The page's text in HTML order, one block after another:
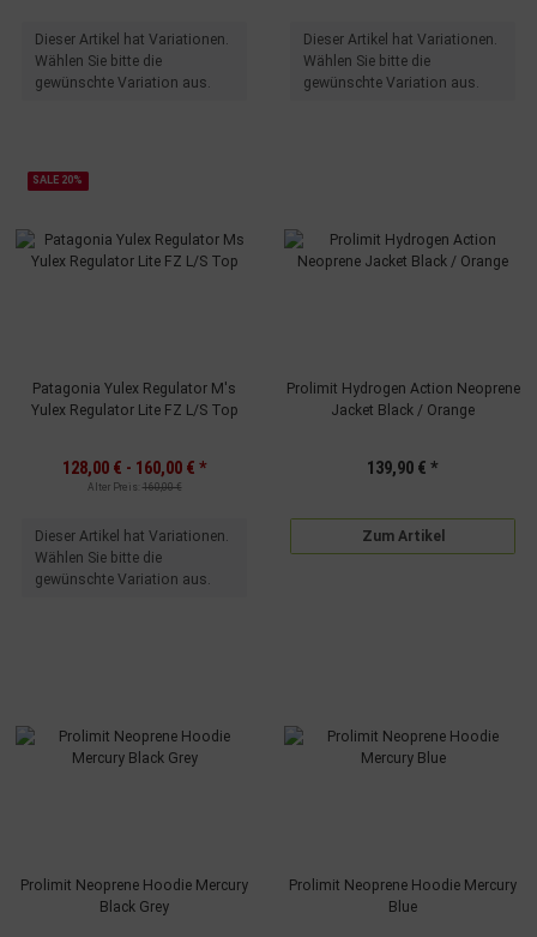
xDieser Artikel hat Variationen.
Wählen Sie bitte die
gewünschte Variation aus.
xDieser Artikel hat Variationen.
Wählen Sie bitte die
gewünschte Variation aus.
SALE 20%
Patagonia Yulex Regulator M's
Yulex Regulator Lite FZ L/S Top
128,00 € - 160,00 € *
Alter Preis: 160,00 €
xDieser Artikel hat Variationen.
Wählen Sie bitte die
gewünschte Variation aus.
Prolimit Hydrogen Action Neoprene
Jacket Black / Orange
139,90 € *
Zum Artikel
Prolimit Neoprene Hoodie Mercury
Black Grey
Prolimit Neoprene Hoodie Mercury
Blue